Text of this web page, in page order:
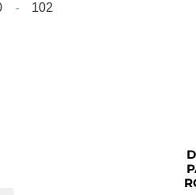
Preço mínimo
-Preço máximo